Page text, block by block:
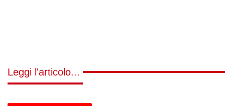
Leggi l'articolo...